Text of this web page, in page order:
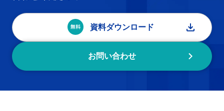
資料ダウンロード
お問い合わせ